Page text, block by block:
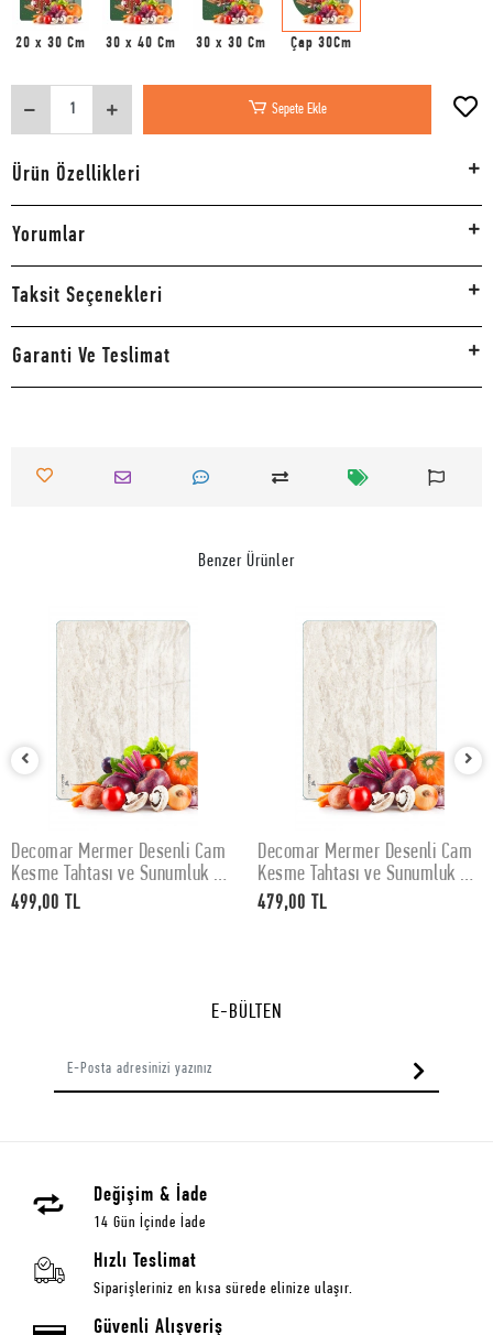
20 x 30 Cm 30 x 40 Cm 30 x 30 Cm Çap 30Cm
Sepete Ekle
Ürün Özellikleri
Yorumlar
Taksit Seçenekleri
Garanti Ve Teslimat
Benzer Ürünler
SEPETE EKLE
Decomar Mermer Desenli Cam
Kesme Tahtası ve Sunumluk 30
x 40 cm
499,00 TL
SEPETE EKLE
Decomar Mermer Desenli Cam
Kesme Tahtası ve Sunumluk 25
x 35 cm
479,00 TL
E-BÜLTEN
Değişim & İade
14 Gün İçinde İade
Hızlı Teslimat
Siparişleriniz en kısa sürede elinize ulaşır.
Güvenli Alışveriş